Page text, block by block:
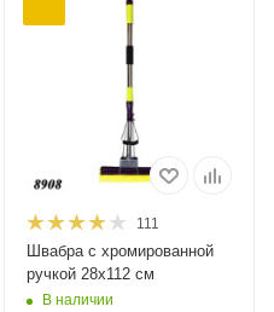
111
Швабра с хромированной
ручкой 28х112 см
В наличии